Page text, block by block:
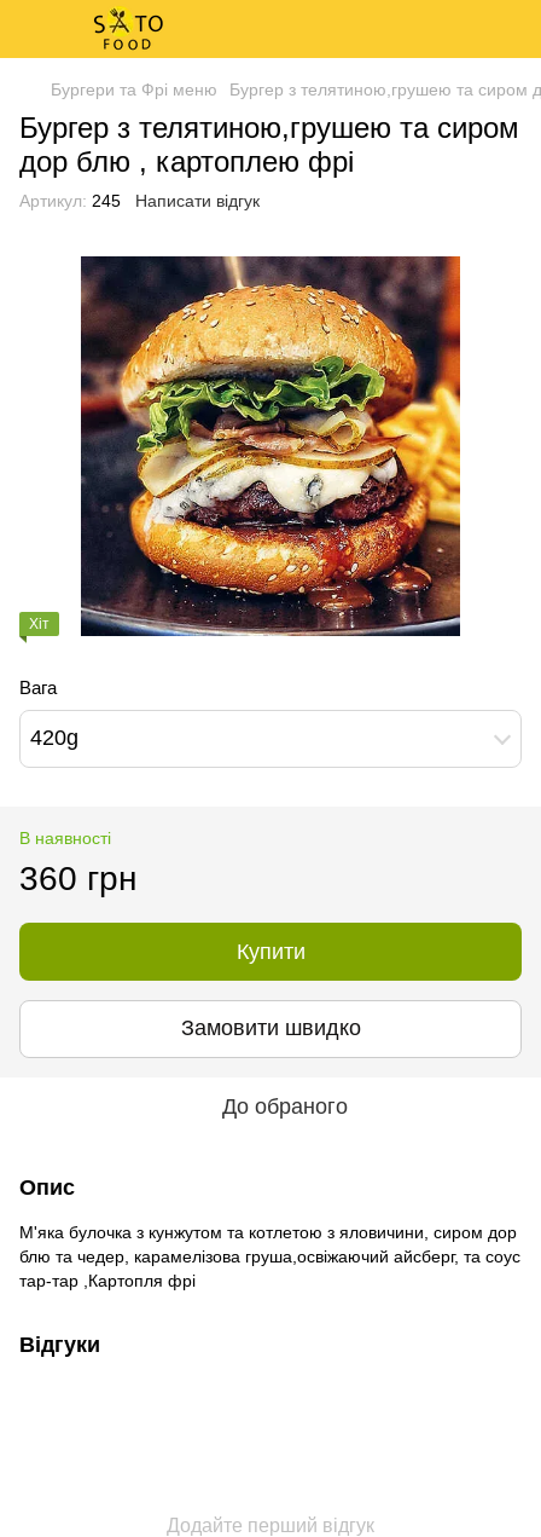
Бургери та Фрі меню Бургер з телятиною,грушею та сиром
Бургер з телятиною,грушею та сиром
дор блю , картоплею фрі
Артикул: 245 Написати відгук
Хіт
Вага
420g
В наявності
360 грн
Купити
Замовити швидко
До обраного
Опис
М'яка булочка з кунжутом та котлетою з яловичини, сиром дор
блю та чедер, карамелізова груша,освіжаючий айсберг, та соус
тар-тар ,Картопля фрі
Відгуки
Додайте перший відгук